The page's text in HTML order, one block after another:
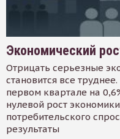
Экономический
Отрицать серьезные
становится все
первом квартале на
нулевой рост
потребительского
результаты